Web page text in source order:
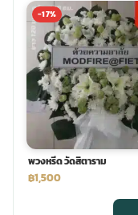
-17%
พวงหรีด วัดสิตาราม
฿1,500